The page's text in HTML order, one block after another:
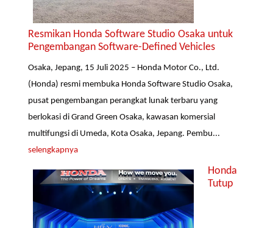
Resmikan Honda Software Studio Osaka untuk
Pengembangan Software-Defined Vehicles
Osaka, Jepang, 15 Juli 2025 – Honda Motor Co., Ltd.
(Honda) resmi membuka Honda Software Studio Osaka,
pusat pengembangan perangkat lunak terbaru yang
berlokasi di Grand Green Osaka, kawasan komersial
multifungsi di Umeda, Kota Osaka, Jepang. Pembu...
selengkapnya
Honda
Tutup